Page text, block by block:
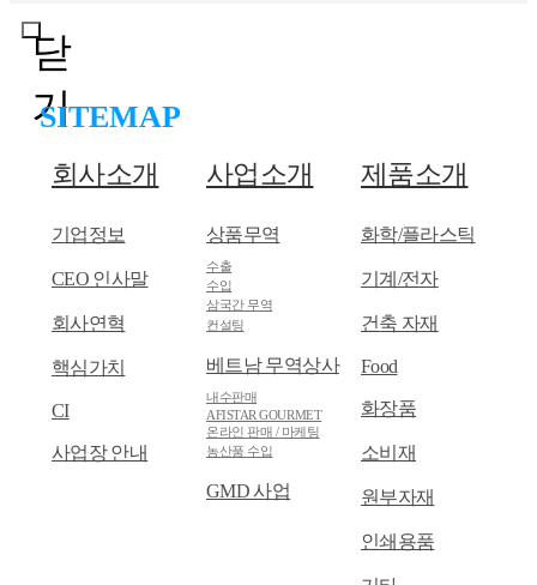
비즈니어 소식
홍보영상
사회공헌
인재상
직무소개
닫
기
SITEMAP
회사소개
기업정보
CEO 인사말
회사연혁
핵심가치
CI
사업장 안내
사업소개
상품무역
수출
수입
삼국간 무역
컨설팅
베트남 무역상사
내수판매
AFISTAR GOURMET
온라인 판매 / 마케팅
농산품 수입
GMD 사업
제품소개
화학/플라스틱
기계/전자
건축 자재
Food
화장품
소비재
원부자재
인쇄용품